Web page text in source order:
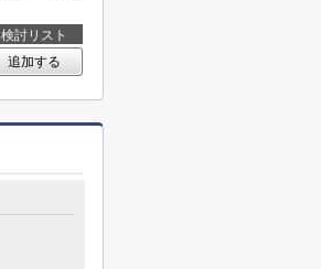
検討リスト
追加する